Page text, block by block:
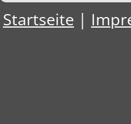
Startseite |